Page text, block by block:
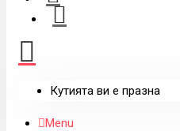
Кутията ви е празна
Menu